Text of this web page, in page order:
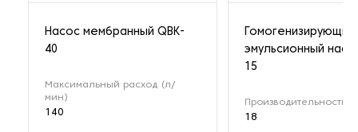
Насос мембранный QBK-
40
Максимальный расход (л/
мин)
140
Гомогенизирующий
эмульсионный
15
Производительность
18